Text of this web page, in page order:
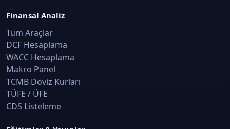
Kurumlarda ve Sermaye Piyasalarında Vergilendirme ·
Konu 14
Şirket Yapısında Vergileme İşlemleri
Kurumlarda ve Sermaye Piyasalarında Vergilendirme ·
Konu 15
Finansal Analiz
Tüm Araçlar
DCF Hesaplama
WACC Hesaplama
Makro Panel
TCMB Döviz Kurları
TÜFE / ÜFE
CDS Listeleme